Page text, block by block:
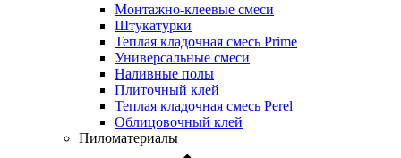
Монтажно-клеевые смеси
Штукатурки
Теплая кладочная смесь Prime
Универсальные смеси
Наливные полы
Плиточный клей
Теплая кладочная смесь Perel
Облицовочный клей
Пиломатериалы